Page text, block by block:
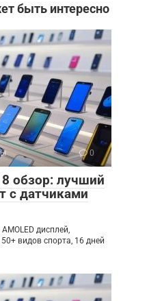
быть интересно
0
обзор: лучший
с датчиками
дисплей,
видов спорта, 16 дней